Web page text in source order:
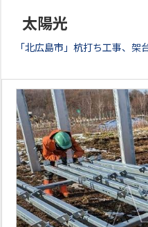
太陽光
「北広島市」杭打ち工事、架